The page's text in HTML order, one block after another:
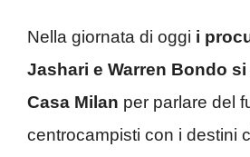
Nella giornata di oggi i
Jashari e Warren Bondo
Casa Milan per parlare del
centrocampisti con i destini